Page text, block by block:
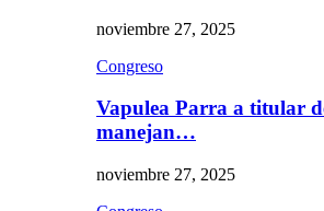
noviembre 27, 2025
Congreso
Vapulea Parra a titular
manejan…
noviembre 27, 2025